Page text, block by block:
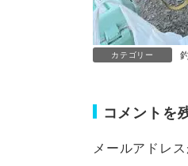
カテゴリー
コメントを
メールアドレ